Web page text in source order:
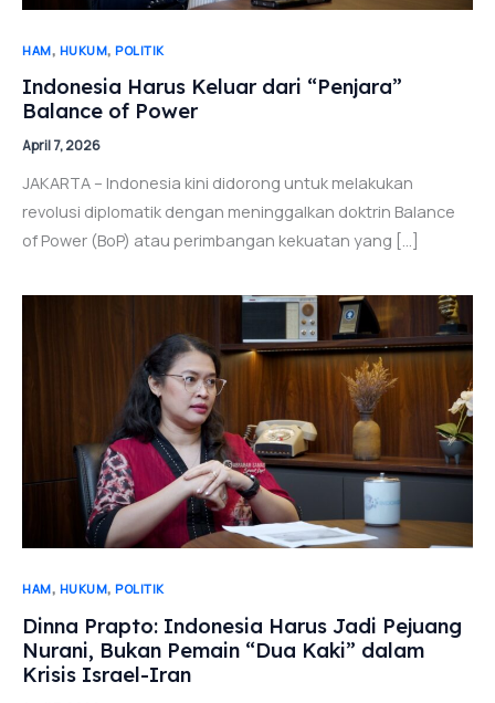
HAM, HUKUM, POLITIK
Indonesia Harus Keluar dari “Penjara”
Balance of Power
April 7, 2026
JAKARTA – Indonesia kini didorong untuk melakukan
revolusi diplomatik dengan meninggalkan doktrin Balance
of Power (BoP) atau perimbangan kekuatan yang […]
HAM, HUKUM, POLITIK
Dinna Prapto: Indonesia Harus Jadi Pejuang
Nurani, Bukan Pemain “Dua Kaki” dalam
Krisis Israel-Iran